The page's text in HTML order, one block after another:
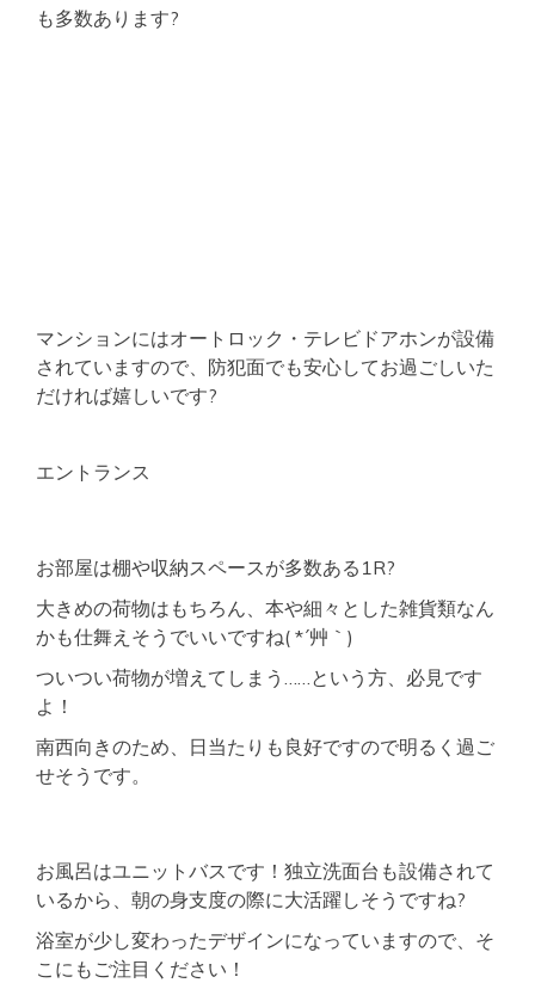
も多数あります?
マンションにはオートロック・テレビドアホンが設備
されていますので、防犯面でも安心してお過ごしいた
だければ嬉しいです?
エントランス
お部屋は棚や収納スペースが多数ある1R?
大きめの荷物はもちろん、本や細々とした雑貨類なん
かも仕舞えそうでいいですね( *´艸｀)
ついつい荷物が増えてしまう……という方、必見です
よ！
南西向きのため、日当たりも良好ですので明るく過ご
せそうです。
お風呂はユニットバスです！独立洗面台も設備されて
いるから、朝の身支度の際に大活躍しそうですね?
浴室が少し変わったデザインになっていますので、そ
こにもご注目ください！